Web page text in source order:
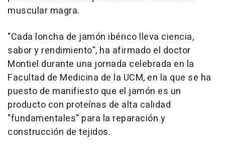
muscular magra.
"Cada loncha de jamón ibérico lleva ciencia,
sabor y rendimiento", ha afirmado el doctor
Montiel durante una jornada celebrada en la
Facultad de Medicina de la UCM, en la que se ha
puesto de manifiesto que el jamón es un
producto con proteínas de alta calidad
"fundamentales" para la reparación y
construcción de tejidos.